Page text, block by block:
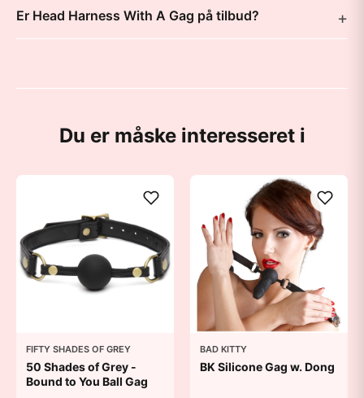
Er Head Harness With A Gag på tilbud?
Du er måske interesseret i
FIFTY SHADES OF GREY
50 Shades of Grey -
Bound to You Ball Gag
BAD KITTY
BK Silicone Gag w. Dong